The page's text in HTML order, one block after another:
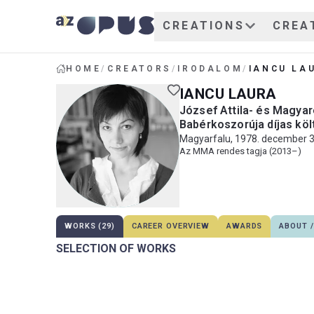
CREATIONS
HOME/ CREATORS / IRODALOM/ IANCU
IANCU LAURA
József Attila- és
Babérkoszorúja díjas
Magyarfalu, 1978. december
Az MMA rendes tagja (2013–)
WORKS (29) CAREER OVERVIEW AWARDS ABOUT
SELECTION OF WORKS